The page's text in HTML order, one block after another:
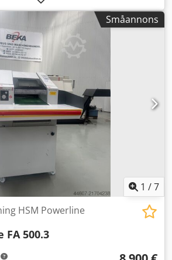
HSA2500, halvautomatisk maskin
Funktioner: Manuell påskjutning av
Automatisk inmatning Dksdsy
längdmätning Automatisk
med display Lagring av upp till
3 styckantal Lämplig för:
Småannons
1 /7
HSM Powerline
FA 500.3